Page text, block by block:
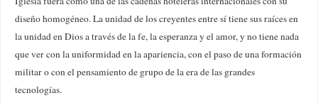
diseño homogéneo. La unidad de los creyentes entre sí tiene sus raíces en
la unidad en Dios a través de la fe, la esperanza y el amor, y no tiene nada
que ver con la uniformidad en la apariencia, con el paso de una formación
militar o con el pensamiento de grupo de la era de las grandes
tecnologías.